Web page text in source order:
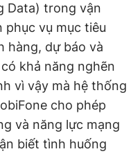
hệ quảng cáo
Data) trong vận
phục vụ mục tiêu
hàng, dự báo và
khả năng nghẽn
vì vậy mà hệ thống
cho phép
và năng lực mạng
biết tình huống